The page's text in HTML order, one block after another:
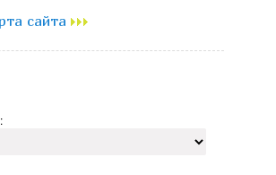
сайта